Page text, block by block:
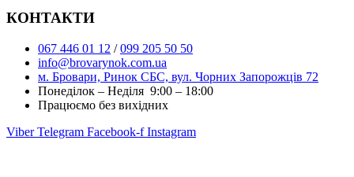
КОНТАКТИ
067 446 01 12 /099 205 50 50
info@brovarynok.com.ua
м. Бровари, Ринок СБС, вул. Чорних Запорожців 72
Понеділок – Неділя 9:00 – 18:00
Працюємо без вихідних
Viber Telegram Facebook-f Instagram